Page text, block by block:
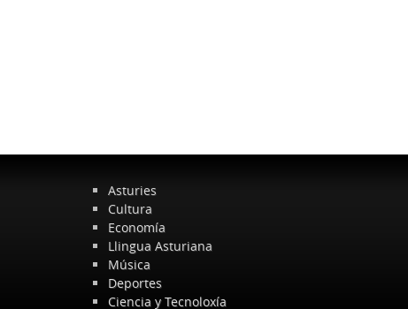
Asturies
Cultura
Economía
Llingua Asturiana
Música
Deportes
Ciencia y Tecnoloxía